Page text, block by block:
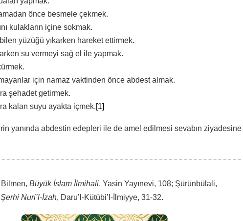
önce besmele çekmek.
kulakların içine sokmak.
yüzüğü yıkarken hareket ettirmek.
su vermeyi sağ el ile yapmak.
için namaz vaktinden önce abdest almak.
şehadet getirmek.
kalan suyu ayakta içmek.[1]
yanında abdestin edepleri ile de amel edilmesi sevabın ziyadesine
Büyük İslam İlmihali, Yasin Yayınevi, 108; Şürünbülali,
Nuri’l-İzah, Daru’l-Kütübi’l-İlmiyye, 31-32.